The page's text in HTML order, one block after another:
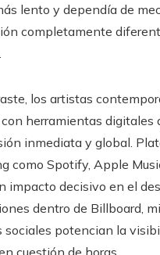
lento y dependía de
completamente
los artistas
herramientas digitales
inmediata y global.
como Spotify, Apple
impacto decisivo en el
dentro de Billboard,
sociales potencian la
cuestión de horas.